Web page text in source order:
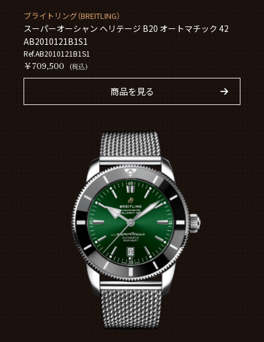
ブライトリング（BREITLING）
スーパーオーシャン ヘリテージ B20 オートマチック 42
AB2010121B1S1
Ref.AB2010121B1S1
￥709,500 (税込)
商品を見る